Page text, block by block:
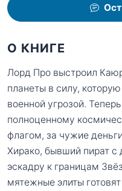
О КНИГЕ
Лорд Про выстроил
планеты в силу,
военной угрозой.
полноценному
флагом, за чужие
Хирако, бывший пират
эскадру к границам
мятежные элиты